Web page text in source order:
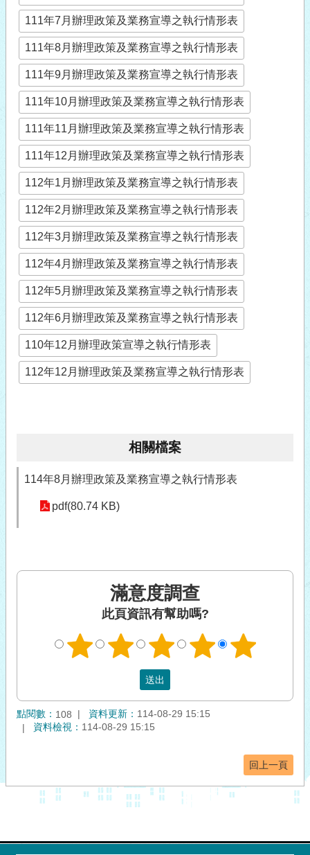
111年7月辦理政策及業務宣導之執行情形表
111年8月辦理政策及業務宣導之執行情形表
111年9月辦理政策及業務宣導之執行情形表
111年10月辦理政策及業務宣導之執行情形表
111年11月辦理政策及業務宣導之執行情形表
111年12月辦理政策及業務宣導之執行情形表
112年1月辦理政策及業務宣導之執行情形表
112年2月辦理政策及業務宣導之執行情形表
112年3月辦理政策及業務宣導之執行情形表
112年4月辦理政策及業務宣導之執行情形表
112年5月辦理政策及業務宣導之執行情形表
112年6月辦理政策及業務宣導之執行情形表
110年12月辦理政策宣導之執行情形表
112年12月辦理政策及業務宣導之執行情形表
相關檔案
114年8月辦理政策及業務宣導之執行情形表
pdf(80.74 KB)
滿意度調查
此頁資訊有幫助嗎?
點閱數： 108 資料更新： 114-08-29 15:15
資料檢視： 114-08-29 15:15
回上一頁